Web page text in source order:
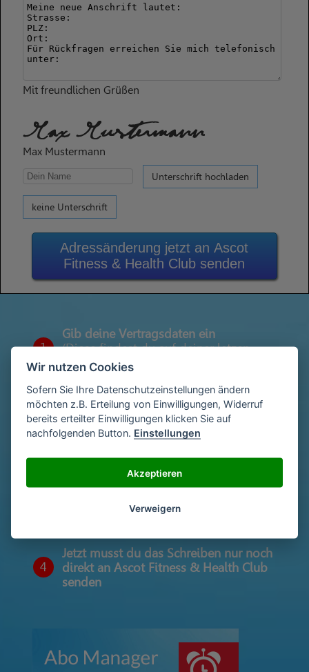
Mit freundlichen Grüßen
Max Mustermann
Max Mustermann
Unterschrift hochladen
keine Unterschrift
Adressänderung jetzt an Ascot
Fitness & Health Club senden
1
Gib deine Vertragsdaten ein
(Diese findest du auf deiner letzen
Abrechnung)
2
Gib deinen Namen und deine Adresse
ein
3
Unterschriebe das Schreiben mit deinem
4
Jetzt musst du das Schreiben nur noch
direkt an Ascot Fitness & Health Club
senden
Wir nutzen Cookies
Sofern Sie Ihre Datenschutzeinstellungen ändern
möchten z.B. Erteilung von Einwilligungen, Widerruf
bereits erteilter Einwilligungen klicken Sie auf
nachfolgenden Button. Einstellungen
Akzeptieren
Verweigern